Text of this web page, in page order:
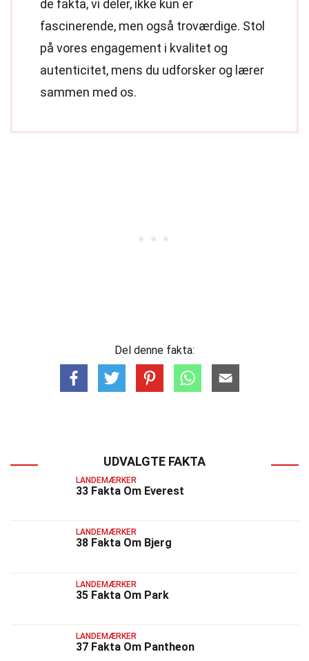
de fakta, vi deler, ikke kun er
fascinerende, men også troværdige. Stol
på vores engagement i kvalitet og
autenticitet, mens du udforsker og lærer
sammen med os.
Del denne fakta:
UDVALGTE FAKTA
LANDEMÆRKER
33 Fakta Om Everest
LANDEMÆRKER
38 Fakta Om Bjerg
LANDEMÆRKER
35 Fakta Om Park
LANDEMÆRKER
37 Fakta Om Pantheon